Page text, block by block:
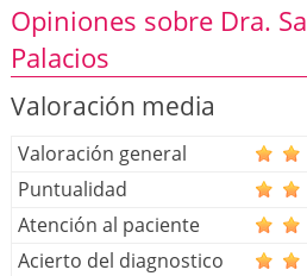
Opiniones sobre Dra.
Palacios
Valoración media
Valoración general
Puntualidad
Atención al paciente
Acierto del diagnostico